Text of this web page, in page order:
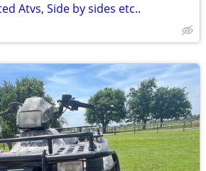
Atvs, Side by sides etc..